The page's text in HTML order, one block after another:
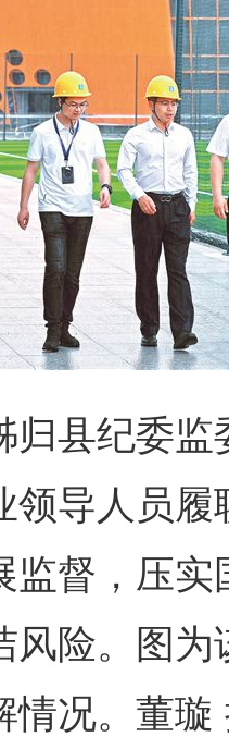
县纪委监
领导人员
监督，压
风险。图
情况。董璇